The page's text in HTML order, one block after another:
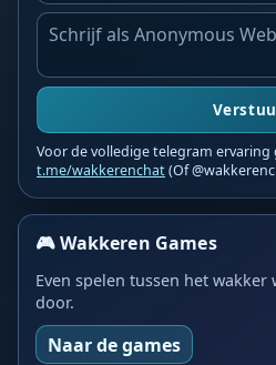
Voor de volledige telegram ervaring
t.me/wakkerenchat(Of
🎮 Wakkeren Games
Even spelen tussen het wakker
door.
Naar de games